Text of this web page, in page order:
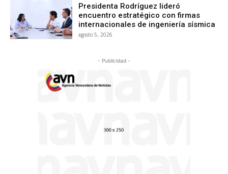
Presidenta Rodríguez lideró
encuentro estratégico con firmas
internacionales de ingeniería sísmica
agosto 5, 2026
- Publicidad -